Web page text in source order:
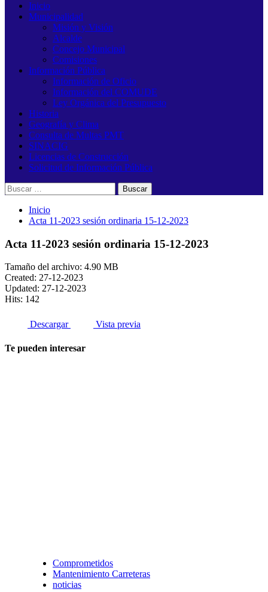
Inicio
Municipalidad
Misión y Visión
Alcalde
Concejo Municipal
Comisiones
Información Pública
Información de Oficio
Información del COMUDE
Ley Orgánica del Presupuesto
Historia
Geografía y Clima
Consulta de Multas PMT
SINACIG
Licencias de Construcción
Solicitud de Información Pública
Buscar:
Inicio
Acta 11-2023 sesión ordinaria 15-12-2023
Acta 11-2023 sesión ordinaria 15-12-2023
Tamaño del archivo: 4.90 MB
Created: 27-12-2023
Updated: 27-12-2023
Hits: 142
Descargar Vista previa
Te pueden interesar
Comprometidos
Mantenimiento Carreteras
noticias